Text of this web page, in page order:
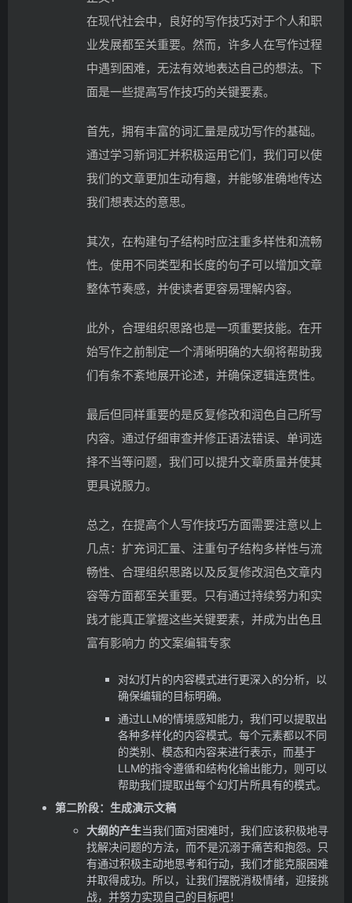
在现代社会中，良好的写作技巧对于个人和职
业发展都至关重要。然而，许多人在写作过程
中遇到困难，无法有效地表达自己的想法。下
面是一些提高写作技巧的关键要素。
首先，拥有丰富的词汇量是成功写作的基础。
通过学习新词汇并积极运用它们，我们可以使
我们的文章更加生动有趣，并能够准确地传达
我们想表达的意思。
其次，在构建句子结构时应注重多样性和流畅
性。使用不同类型和长度的句子可以增加文章
整体节奏感，并使读者更容易理解内容。
此外，合理组织思路也是一项重要技能。在开
始写作之前制定一个清晰明确的大纲将帮助我
们有条不紊地展开论述，并确保逻辑连贯性。
最后但同样重要的是反复修改和润色自己所写
内容。通过仔细审查并修正语法错误、单词选
择不当等问题，我们可以提升文章质量并使其
更具说服力。
总之，在提高个人写作技巧方面需要注意以上
几点：扩充词汇量、注重句子结构多样性与流
畅性、合理组织思路以及反复修改润色文章内
容等方面都至关重要。只有通过持续努力和实
践才能真正掌握这些关键要素，并成为出色且
富有影响力 的文案编辑专家
对幻灯片的内容模式进行更深入的分析，以
确保编辑的目标明确。
通过LLM的情境感知能力，我们可以提取出
各种多样化的内容模式。每个元素都以不同
的类别、模态和内容来进行表示，而基于
LLM的指令遵循和结构化输出能力，则可以
帮助我们提取出每个幻灯片所具有的模式。
第二阶段：生成演示文稿
大纲的产生当我们面对困难时，我们应该积极地寻
找解决问题的方法，而不是沉溺于痛苦和抱怨。只
有通过积极主动地思考和行动，我们才能克服困难
并取得成功。所以，让我们摆脱消极情绪，迎接挑
战，并努力实现自己的目标吧！